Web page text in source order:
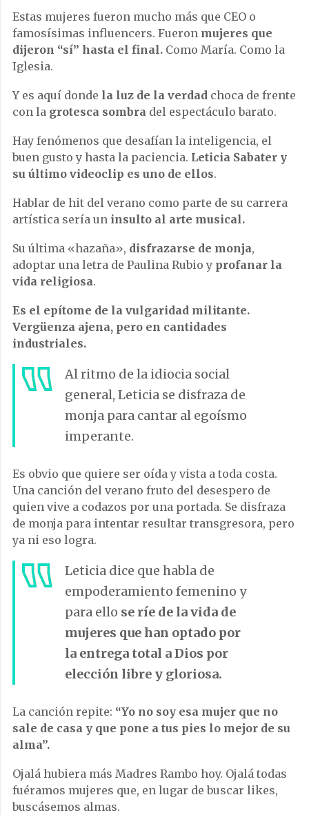
Estas mujeres fueron mucho más que CEO o
famosísimas influencers. Fueron mujeres que
dijeron “sí” hasta el final. Como María. Como la
Iglesia.
Y es aquí donde la luz de la verdad choca de frente
con la grotesca sombra del espectáculo barato.
Hay fenómenos que desafían la inteligencia, el
buen gusto y hasta la paciencia. Leticia Sabater y
su último videoclip es uno de ellos.
Hablar de hit del verano como parte de su carrera
artística sería un insulto al arte musical.
Su última «hazaña», disfrazarse de monja,
adoptar una letra de Paulina Rubio y profanar la
vida religiosa.
Es el epítome de la vulgaridad militante.
Vergüenza ajena, pero en cantidades
industriales.
Al ritmo de la idiocia social
general, Leticia se disfraza de
monja para cantar al egoísmo
imperante.
Es obvio que quiere ser oída y vista a toda costa.
Una canción del verano fruto del desespero de
quien vive a codazos por una portada. Se disfraza
de monja para intentar resultar transgresora, pero
ya ni eso logra.
Leticia dice que habla de
empoderamiento femenino y
para ello se ríe de la vida de
mujeres que han optado por
la entrega total a Dios por
elección libre y gloriosa.
La canción repite: “Yo no soy esa mujer que no
sale de casa y que pone a tus pies lo mejor de su
alma”.
Ojalá hubiera más Madres Rambo hoy. Ojalá todas
fuéramos mujeres que, en lugar de buscar likes,
buscásemos almas.